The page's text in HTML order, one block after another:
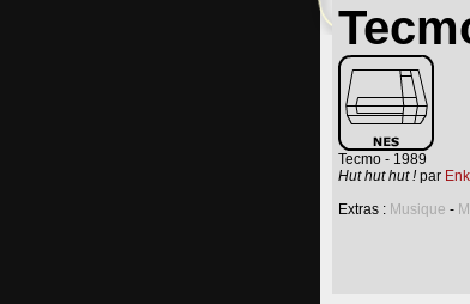
Tecmo - 1989
Hut hut hut !par
Extras : Musique -